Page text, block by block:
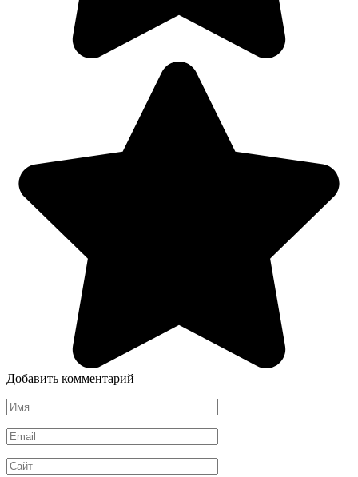
Добавить комментарий
Имя
*
Email
*
Сайт